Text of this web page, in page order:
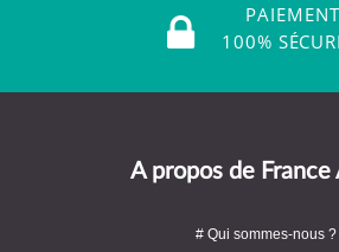
PAIEMENT
100%
A propos de France
# Qui sommes-nous ?